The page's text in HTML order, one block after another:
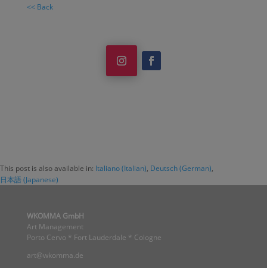
<< Back
This post is also available in: Italiano(Italian) Deutsch(German)
日本語 (Japanese)
WKOMMA GmbH
Art Management
Porto Cervo * Fort Lauderdale * Cologne
art@wkomma.de